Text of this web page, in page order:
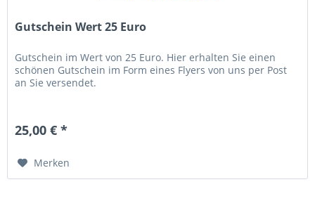
Gutschein Wert 25 Euro
Gutschein im Wert von 25 Euro. Hier erhalten Sie einen
schönen Gutschein im Form eines Flyers von uns per Post
an Sie versendet.
25,00 € *
Merken